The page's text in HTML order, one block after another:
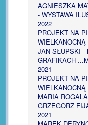
AGNIESZKA
- WYSTAWA
2022
PROJEKT NA
WIELKANOCNĄ
JAN SŁUPSKI -
GRAFIKACH
2021
PROJEKT NA
WIELKANOCNĄ
MARIA
GRZEGORZ
2021